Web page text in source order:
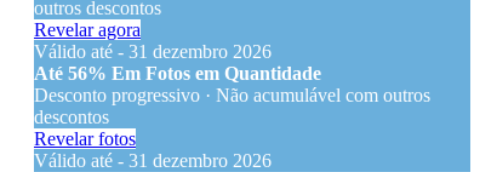
outros descontos
Revelar agora
Válido até - 31 dezembro 2026
Até 56% Em Fotos em Quantidade
Desconto progressivo · Não acumulável com outros
descontos
Revelar fotos
Válido até - 31 dezembro 2026